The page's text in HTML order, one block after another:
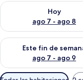
Hoy
ago 7 - ago 8
Consulta la
Este fin de
ago 7 - ago 9
Consulta la
Filtros